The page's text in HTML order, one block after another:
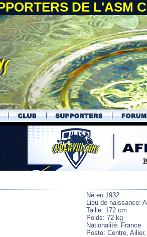
DE L'ASM
Né en 1932
Lieu de naissance:
Taille: 172 cm
Poids: 72 kg
Nationalité: France
Poste: Centre, Ailier,